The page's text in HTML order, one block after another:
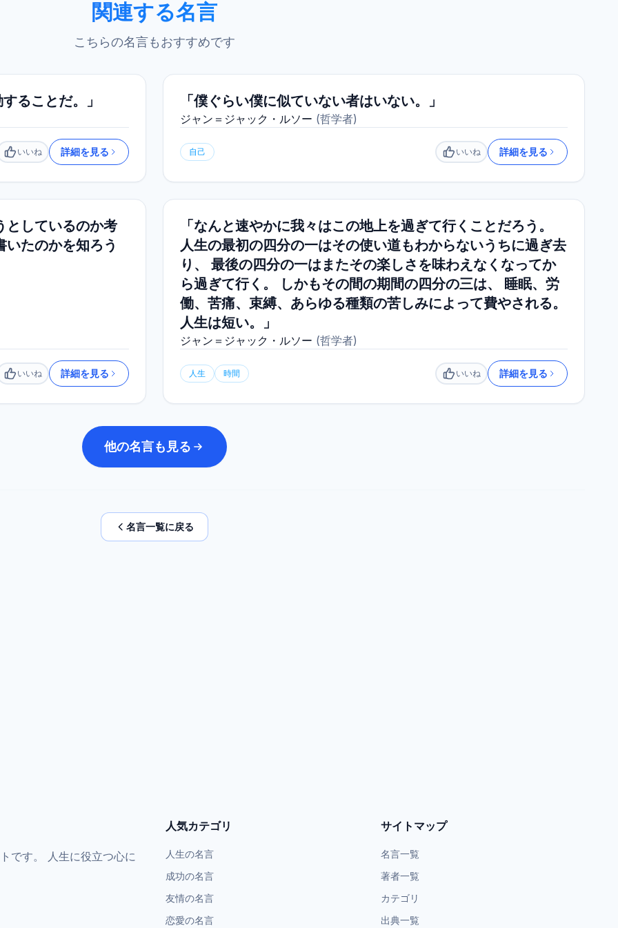
関連する名言
こちらの名言もおすすめです
ることだ。」
いいね
いいね 詳細を見る
「僕ぐらい僕に似ていない者はいない。」
ジャン＝ジャック・ルソー (哲学者)
自己 いいね
いいね 詳細を見る
としているのか考
たのかを知ろう
いいね
いいね 詳細を見る
「なんと速やかに我々はこの地上を過ぎて行くことだろう。
人生の最初の四分の一はその使い道もわからないうちに過ぎ去
り、 最後の四分の一はまたその楽しさを味わえなくなってか
ら過ぎて行く。 しかもその間の期間の四分の三は、 睡眠、労
働、苦痛、束縛、あらゆる種類の苦しみによって費やされる。
人生は短い。」
ジャン＝ジャック・ルソー (哲学者)
人生 時間 いいね
いいね 詳細を見る
他の名言も見る
名言一覧に戻る
です。 人生に役立つ心に
人気カテゴリ
人生の名言
成功の名言
友情の名言
恋愛の名言
サイトマップ
名言一覧
著者一覧
カテゴリ
出典一覧